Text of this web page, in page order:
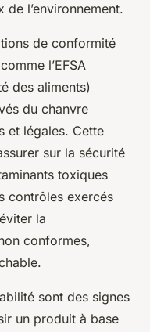
l’environnement.
de conformité
l’EFSA
des aliments)
du chanvre
et légales. Cette
sur la sécurité
toxiques
contrôles exercés
la
conformes,
sont des signes
un produit à base